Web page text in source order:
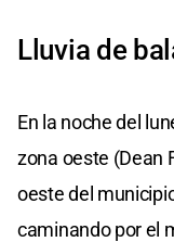
Lluvia de
En la noche del
zona oeste (Dean
oeste del
caminando por el